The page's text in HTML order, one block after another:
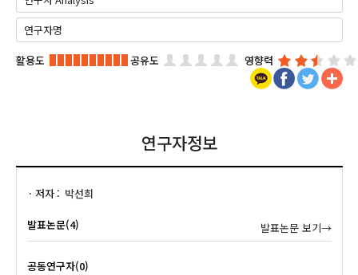
활용도 공유도 영향력
연구자정보
저자 박선희
발표논문(4) 발표논문 보기→
공동연구자(0)